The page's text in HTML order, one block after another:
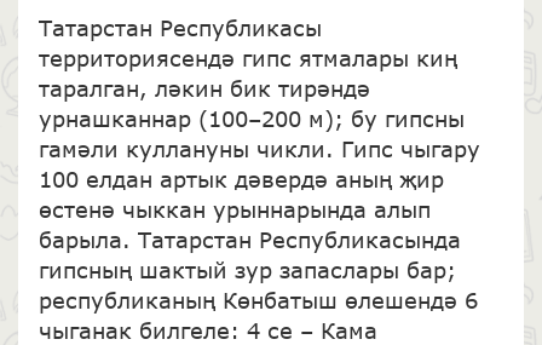
Татарстан Республикасы
территориясендә гипс ятмалары киң
таралган, ләкин бик тирәндә
урнашканнар (100–200 м); бу гипсны
гамәли куллануны чикли. Гипс чыгару
100 елдан артык дәвердә аның җир
өстенә чыккан урыннарында алып
барыла. Татарстан Республикасында
гипсның шактый зур запаслары бар;
республиканың Көнбатыш өлешендә 6
чыганак билгеле: 4 се – Кама